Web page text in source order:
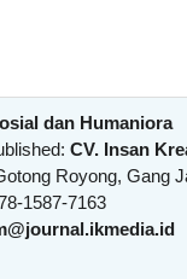
dan Humaniora
CV. Insan
Royong, Gang
1587-7163